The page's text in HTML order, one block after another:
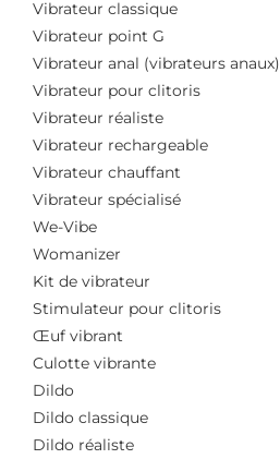
Vibrateur classique
Vibrateur point G
Vibrateur anal (vibrateurs anaux)
Vibrateur pour clitoris
Vibrateur réaliste
Vibrateur rechargeable
Vibrateur chauffant
Vibrateur spécialisé
We-Vibe
Womanizer
Kit de vibrateur
Stimulateur pour clitoris
Œuf vibrant
Culotte vibrante
Dildo
Dildo classique
Dildo réaliste